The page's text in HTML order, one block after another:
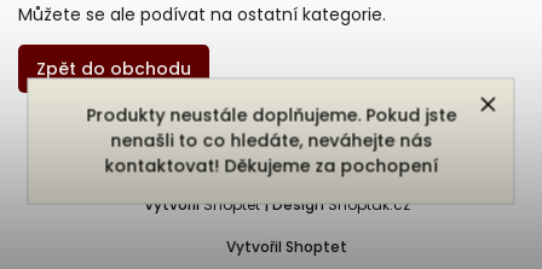
Produkty neustále doplňujeme. Pokud jste
nenašli to co hledáte, neváhejte nás
kontaktovat! Děkujeme za pochopení
Můžete se ale podívat na ostatní kategorie.
Zpět do obchodu
Vytvořil Shoptet
Copyright 2026Bukefalos. Všechna práva vyhrazena.
Vytvořil Shoptet | Design Shoptak.cz